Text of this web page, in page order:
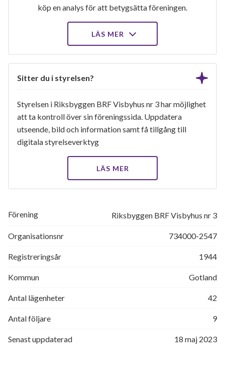
köp en analys för att betygsätta föreningen.
LÄS MER
Sitter du i styrelsen?
Styrelsen i Riksbyggen BRF Visbyhus nr 3 har möjlighet
att ta kontroll över sin föreningssida. Uppdatera
utseende, bild och information samt få tillgång till
digitala styrelseverktyg
LÄS MER
Förening Riksbyggen BRF Visbyhus nr 3
Organisationsnr 734000-2547
Registreringsår 1944
Kommun Gotland
Antal lägenheter 42
Antal följare 9
Senast uppdaterad 18 maj 2023